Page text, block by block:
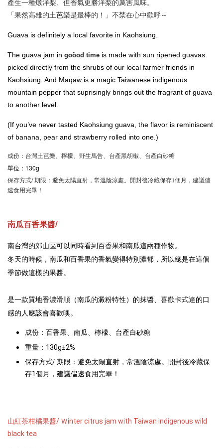
產生一種燉洋梨、但香氣更勝洋梨的厲害風味。
「果然高雄的土芭樂是最棒的！」不禁在心中歡呼～
Guava is definitely a local favorite in Kaohsiung.
The guava jam in goöod time is made with sun ripened guavas
picked directly from the shrubs of our local farmer friends in
Kaohsiung. And Maqaw is a magic Taiwanese indigenous
mountain pepper that suprisingly brings out the fragrant of guava
to another level.
(If you’ve never tasted Kaohsiung guava, the flavor is reminiscent
of banana, pear and strawberry rolled into one.)
成份：台灣土芭樂、檸檬、野生馬告、台產黑胡椒、台產白砂糖
單位：130g
保存方式/ 期限：避免太陽直射，常溫陰涼處。開封後冷藏保存1個月，建議儘
速食用完畢！
南瓜百香果醬/
南台灣的郊山區可以同時看到百香果和南瓜這兩種作物。
冬天的時候，南瓜和百香果的香氣變得特別濃郁，所以總是在這個
季節做這樣的果醬。
是一款質地香濃滑順（南瓜的澱粉特性）的抹醬、喜歡卡式達的口
感的人應該會喜歡噢。
成份： 百香果、南瓜、檸檬、台產白砂糖
重量： 130g±2%
保存方式/ 期限： 避免太陽直射，常溫陰涼處。開封後冷藏保
存1個月，建議儘速食用完畢！
山紅茶柑橘果醬/ Ｗinter citrus jam with Taiwan indigenous wild
black tea